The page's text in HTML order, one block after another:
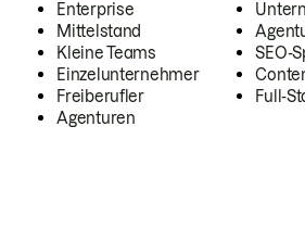
Enterprise
Mittelstand
Kleine Teams
Einzelunternehmer
Freiberufler
Agenturen
SEO-
Full-